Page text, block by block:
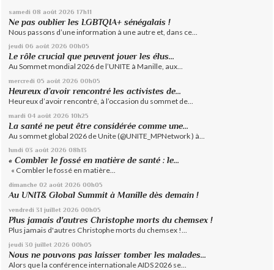
samedi 08 août 2026 17h11
Ne pas oublier les LGBTQIA+ sénégalais !
Nous passons d’une information à une autre et, dans ce...
jeudi 06 août 2026 00h05
Le rôle crucial que peuvent jouer les élus...
Au Sommet mondial 2026 de l’UNITE à Manille, aux...
mercredi 05 août 2026 00h05
Heureux d’avoir rencontré les activistes de...
Heureux d’avoir rencontré, à l’occasion du sommet de...
mardi 04 août 2026 10h25
La santé ne peut être considérée comme une...
Au sommet global 2026 de Unite (@UNITE_MPNetwork ) à...
lundi 03 août 2026 08h13
« Combler le fossé en matière de santé : le...
« Combler le fossé en matière...
dimanche 02 août 2026 00h05
Au UNIT& Global Summit à Manille dès demain !
vendredi 31 juillet 2026 00h05
Plus jamais d'autres Christophe morts du chemsex !
Plus jamais d'autres Christophe morts du chemsex !...
jeudi 30 juillet 2026 00h05
Nous ne pouvons pas laisser tomber les malades...
Alors que la conférence internationale AIDS 2026 se...